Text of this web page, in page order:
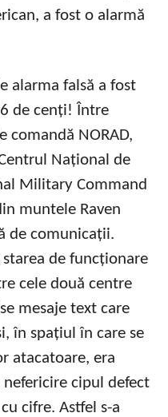
a fost o alarmă
alarma falsă a fost
de cenți! Între
comandă NORAD,
Național de
Military Command
muntele Raven
de comunicații.
de funcționare
cele două centre
mesaje text care
în spațiul în care se
atacatoare, era
cipul defect
cifre. Astfel s-a